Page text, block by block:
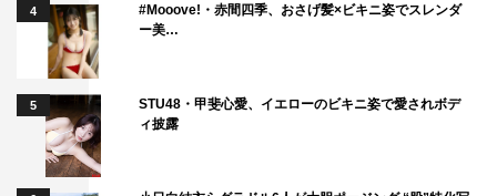
4
#Mooove!・赤間四季、おさげ髪×ビキニ姿でスレンダ
ー美…
5
STU48・甲斐心愛、イエローのビキニ姿で愛されボデ
ィ披露